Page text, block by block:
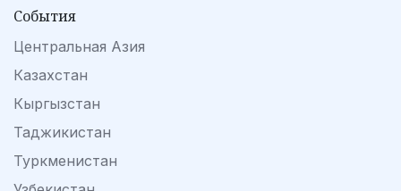
События
Центральная Азия
Казахстан
Кыргызстан
Таджикистан
Туркменистан